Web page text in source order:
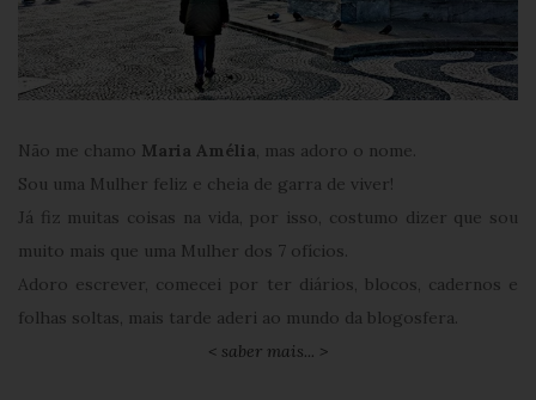
Não me chamo Maria Amélia, mas adoro o nome.
Sou uma Mulher feliz e cheia de garra de viver!
Já fiz muitas coisas na vida, por isso, costumo dizer que sou
muito mais que uma Mulher dos 7 ofícios.
Adoro escrever, comecei por ter diários, blocos, cadernos e
folhas soltas, mais tarde aderi ao mundo da blogosfera.
< saber mais... >